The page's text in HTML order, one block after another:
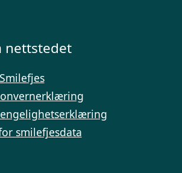
nettstedet
smilefjesdata